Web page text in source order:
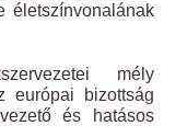
életszínvonalának
mély
európai bizottság
és hatásos